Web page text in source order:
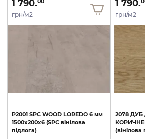
1 790.00
грн/м2
1 790.
грн/м2
P2001 SPC WOOD LOREDO 6 мм
1500х200х6 (SPC вінілова
підлога)
2078 ДУБ
(вінілова